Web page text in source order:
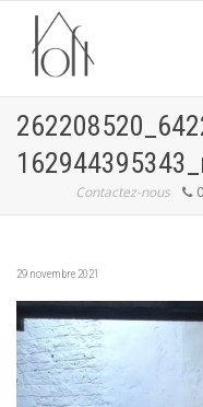
Contactez-nous
29 novembre 2021